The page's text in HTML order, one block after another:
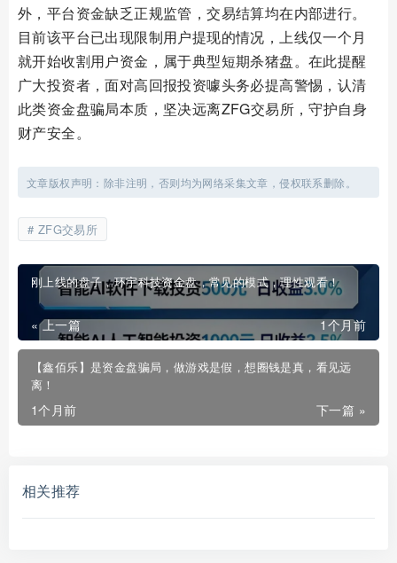
外，平台资金缺乏正规监管，交易结算均在内部进行。
目前该平台已出现限制用户提现的情况，上线仅一个月
就开始收割用户资金，属于典型短期杀猪盘。在此提醒
广大投资者，面对高回报投资噱头务必提高警惕，认清
此类资金盘骗局本质，坚决远离ZFG交易所，守护自身
财产安全。
文章版权声明：除非注明，否则均为网络采集文章，侵权联系删除。
ZFG交易所
刚上线的盘子，环宇科技资金盘，常见的模式，理性观看！
« 上一篇 1个月前
【鑫佰乐】是资金盘骗局，做游戏是假，想圈钱是真，看见远
离！
下一篇 »
1个月前
相关推荐